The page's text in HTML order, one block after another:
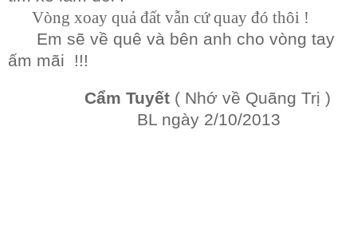
Vòng xoay quả đất vẫn cứ quay đó thôi !
Em sẽ về quê và bên anh cho vòng tay
ấm mãi !!!
Cẩm Tuyết ( Nhớ về Quãng Trị )
BL ngày 2/10/2013